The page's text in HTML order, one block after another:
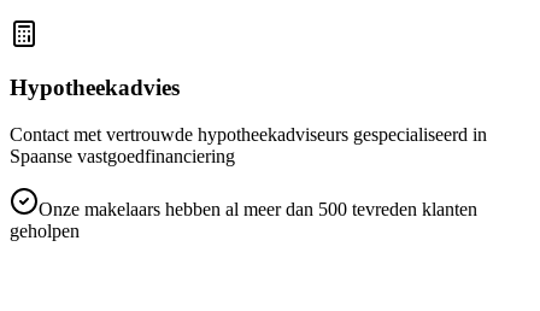
Hypotheekadvies
Contact met vertrouwde hypotheekadviseurs gespecialiseerd in
Spaanse vastgoedfinanciering
Onze makelaars hebben al meer dan 500 tevreden klanten
geholpen